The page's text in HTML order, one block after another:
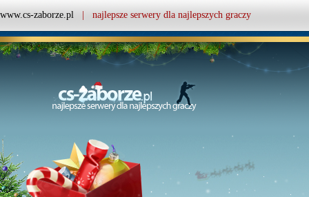
www.cs-zaborze.pl | najlepsze serwery dla najlepszych graczy